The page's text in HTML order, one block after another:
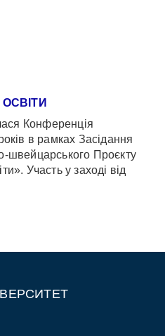
Конференція
в рамках Засідання
швейцарського Проєкту
Участь у заході від